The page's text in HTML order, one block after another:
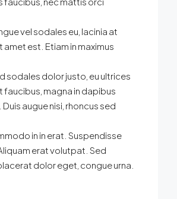
vel sodales eu, lacinia at
est. Etiam in maximus
sodales dolor justo, eu ultrices
faucibus, magna in dapibus
augue nisi, rhoncus sed
in in erat. Suspendisse
erat volutpat. Sed
dolor eget, congue urna.